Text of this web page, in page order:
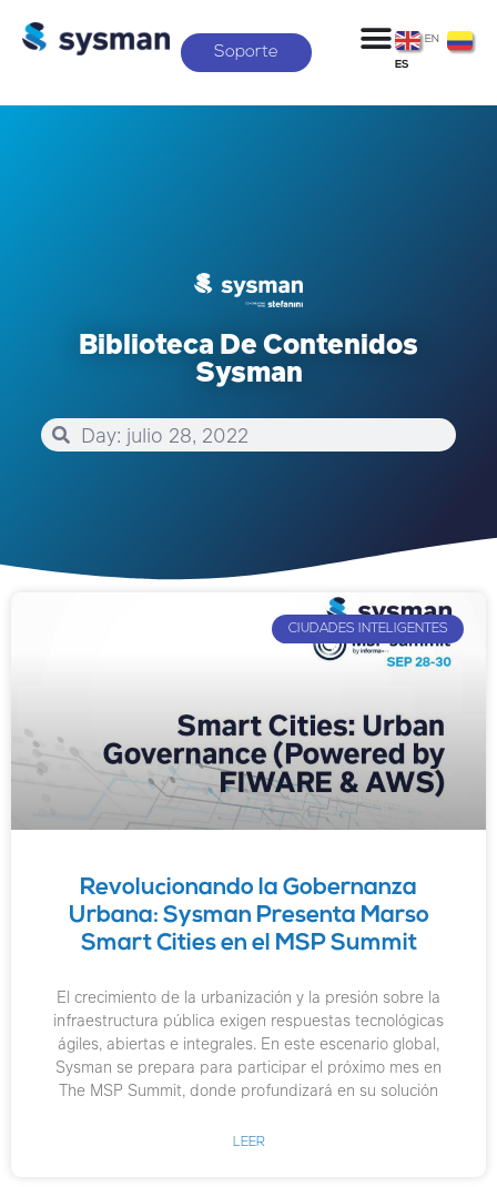
Soporte
EN
ES
Biblioteca De Contenidos
Sysman
CIUDADES INTELIGENTES
Revolucionando la Gobernanza
Urbana: Sysman Presenta Marso
Smart Cities en el MSP Summit
El crecimiento de la urbanización y la presión sobre la
infraestructura pública exigen respuestas tecnológicas
ágiles, abiertas e integrales. En este escenario global,
Sysman se prepara para participar el próximo mes en
The MSP Summit, donde profundizará en su solución
LEER